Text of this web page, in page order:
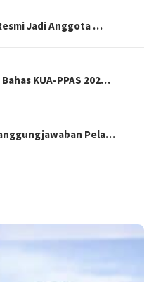
Jadi Anggota …
KUA-PPAS 202…
Pela…